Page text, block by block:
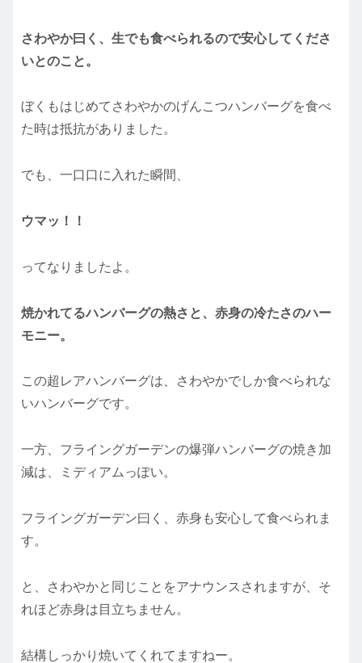
さわやか曰く、生でも食べられるので安心してくださ
いとのこと。
ぼくもはじめてさわやかのげんこつハンバーグを食べ
た時は抵抗がありました。
でも、一口口に入れた瞬間、
ウマッ！！
ってなりましたよ。
焼かれてるハンバーグの熱さと、赤身の冷たさのハー
モニー。
この超レアハンバーグは、さわやかでしか食べられな
いハンバーグです。
一方、フライングガーデンの爆弾ハンバーグの焼き加
減は、ミディアムっぽい。
フライングガーデン曰く、赤身も安心して食べられま
す。
と、さわやかと同じことをアナウンスされますが、そ
れほど赤身は目立ちません。
結構しっかり焼いてくれてますねー。